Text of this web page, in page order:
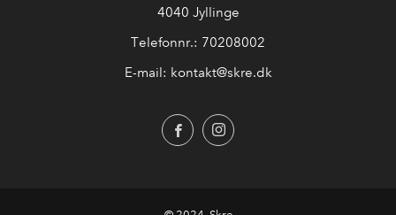
4040 Jyllinge
Telefonnr.: 70208002
E-mail: kontakt@skre.dk